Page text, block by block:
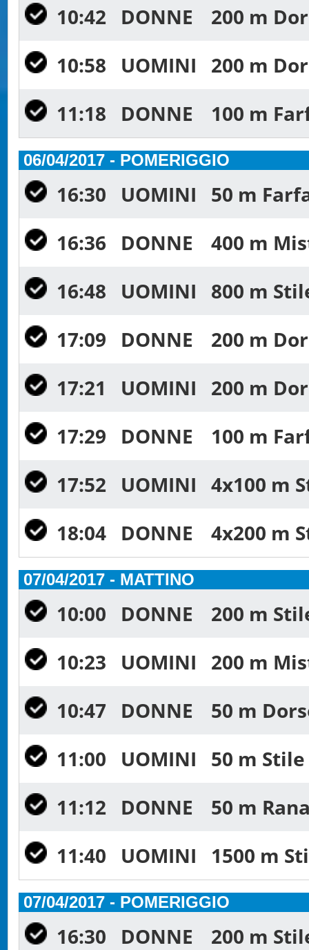
10:42 DONNE
200 m
10:58
UOMINI 200 m
11:18
DONNE 100 m
06/04/2017 - POMERIGGIO
16:30 UOMINI 50 m
16:36
DONNE
400 m
16:48
UOMINI 800 m
17:09
DONNE
200 m
17:21
UOMINI 200 m
17:29
DONNE
100 m
17:52
UOMINI 4x100 m
18:04
DONNE 4x200 m
07/04/2017 - MATTINO
10:00 DONNE
200 m
10:23
UOMINI 200 m
10:47
DONNE
50 m
11:00
UOMINI 50 m
11:12
DONNE
50 m
11:40
UOMINI 1500 m
07/04/2017 - POMERIGGIO
16:30 DONNE
200 m